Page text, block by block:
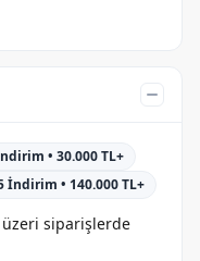
• 30.000 TL+
İndirim • 140.000 TL+
siparişlerde